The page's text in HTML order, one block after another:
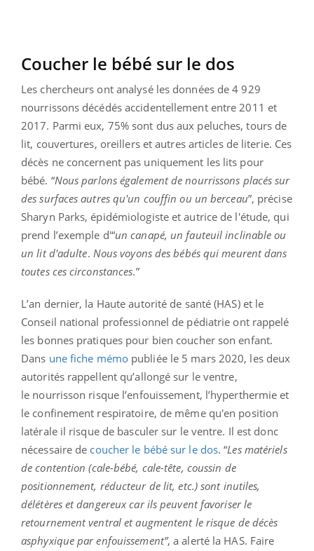
Coucher le bébé sur le dos
Les chercheurs ont analysé les données de 4 929
nourrissons décédés accidentellement entre 2011 et
2017. Parmi eux, 75% sont dus aux peluches, tours de
lit, couvertures, oreillers et autres articles de literie. Ces
décès ne concernent pas uniquement les lits pour
bébé. “Nous parlons également de nourrissons placés sur
des surfaces autres qu'un couffin ou un berceau”, précise
Sharyn Parks, épidémiologiste et autrice de l'étude, qui
prend l’exemple d'“un canapé, un fauteuil inclinable ou
un lit d'adulte. Nous voyons des bébés qui meurent dans
toutes ces circonstances.”
L’an dernier, la Haute autorité de santé (HAS) et le
Conseil national professionnel de pédiatrie ont rappelé
les bonnes pratiques pour bien coucher son enfant.
Dans une fiche mémopubliée le 5 mars 2020, les deux
autorités rappellent qu’allongé sur le ventre,
le nourrisson risque l’enfouissement, l’hyperthermie et
le confinement respiratoire, de même qu'en position
latérale il risque de basculer sur le ventre. Il est donc
nécessaire de coucher le bébé sur le dos. “Les matériels
de contention (cale-bébé, cale-tête, coussin de
positionnement, réducteur de lit, etc.) sont inutiles,
délétères et dangereux car ils peuvent favoriser le
retournement ventral et augmentent le risque de décès
asphyxique par enfouissement”, a alerté la HAS. Faire